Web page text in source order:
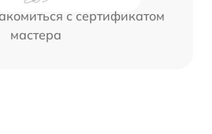
с сертификатом
мастера